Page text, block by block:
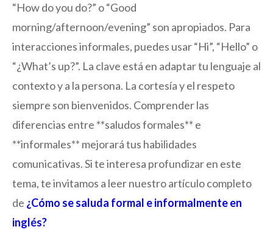
“How do you do?” o “Good
morning/afternoon/evening” son apropiados. Para
interacciones informales, puedes usar “Hi”, “Hello” o
“¿What’s up?”. La clave está en adaptar tu lenguaje al
contexto y a la persona. La cortesía y el respeto
siempre son bienvenidos. Comprender las
diferencias entre **saludos formales** e
**informales** mejorará tus habilidades
comunicativas. Si te interesa profundizar en este
tema, te invitamos a leer nuestro artículo completo
de ¿Cómo se saluda formal e informalmente en
inglés?